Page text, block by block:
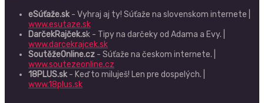
eSúťaže.sk- Vyhraj aj ty! Súťaže na slovenskom internete |
www.esutaze.sk
DarčekRajček.sk - Tipy na darčeky od Adama a Evy. |
www.darcekrajcek.sk
SoutěžeOnline.cz - Súťaže na českom internete. |
www.soutezeonline.cz
18PLUS.sk- Keď to miluješ! Len pre dospelých. |
www.18plus.sk